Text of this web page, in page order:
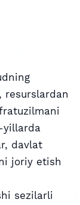
resurslardan
yillarda
davlat
joriy etish
sezilarli